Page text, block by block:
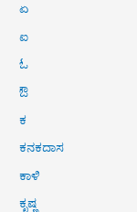
ಏ
ಐ
ಓ
ಔ
ಕ
ಕನಕದಾಸ
ಕಾಳಿ
ಕೃಷ್ಣ